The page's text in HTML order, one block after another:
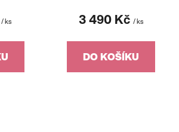
/ ks 3 490 Kč / ks
DO KOŠÍKU